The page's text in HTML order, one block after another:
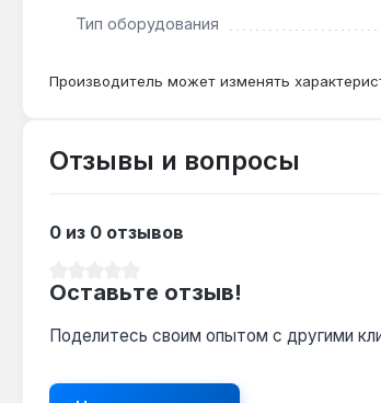
Тип оборудования
Производитель может изменять
Отзывы и вопросы
0 из 0 отзывов
Оставьте отзыв!
Поделитесь своим опытом с другими